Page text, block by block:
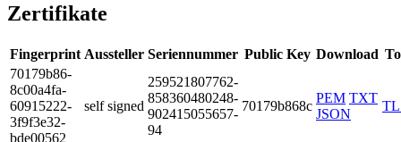
Zertifikate
Fingerprint Aussteller Seriennummer Public Key Download
7017­9b86­
8c00­a4fa­
6091­5222­
3f9f­3e32­
bde0­0562
self signed
2595­2180­7762­
8583­6048­0248­
9024­1505­5657­
94
70179b868c
PEM TXT
JSON